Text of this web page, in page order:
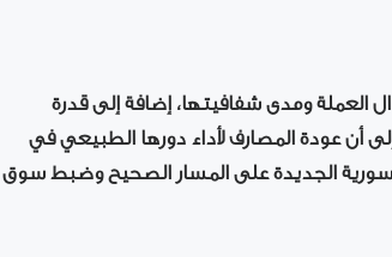
العملة ومدى شفافيتها، إضافة إلى قدرة
أن عودة المصارف لأداء دورها الطبيعي في
السورية الجديدة على المسار الصحيح وضبط سوق